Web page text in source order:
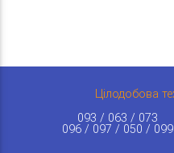
Цілодобова
093 / 063 / 073
096 / 097 / 050 / 099